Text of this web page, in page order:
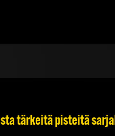
tärkeitä pisteitä